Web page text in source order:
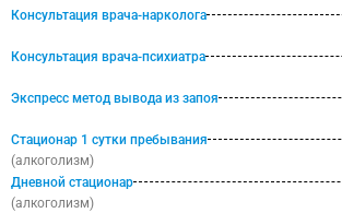
Консультация врача-нарколога
Консультация врача-психиатра
Экспресс метод вывода из запоя
Стационар 1 сутки пребывания
(алкоголизм)
Дневной стационар
(алкоголизм)